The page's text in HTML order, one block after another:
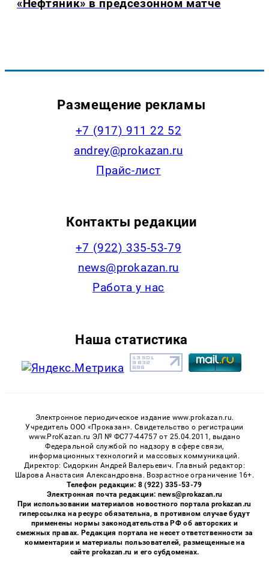
«Нефтяник» в предсезонном матче
Размещение рекламы
+7 (917) 911 22 52
andrey@prokazan.ru
Прайс-лист
Контакты редакции
+7 (922) 335-53-79
news@prokazan.ru
Работа у нас
Наша статистика
Электронное периодическое издание www.prokazan.ru.
Учредитель ООО «Проказан». Cвидетельство о регистрации
www.ProKazan.ru ЭЛ № ФС77-44757 от 25.04.2011, выдано
Федеральной службой по надзору в сфере связи,
информационных технологий и массовых коммуникаций.
Директор: Сидоркин Андрей Валерьевич. Главный редактор:
Шарова Анастасия Александровна. Возрастное ограничение 16+.
Телефон редакции: 8 (922) 335-53-79
Электронная почта редакции: news@prokazan.ru
При использовании материалов новостного портала prokazan.ru
гиперссылка на ресурс обязательна, в противном случае будут
применены нормы законодательства РФ об авторских и
смежных правах. Редакция портала не несет ответственности за
комментарии и материалы пользователей, размещенные на
сайте prokazan.ru и его субдоменах.